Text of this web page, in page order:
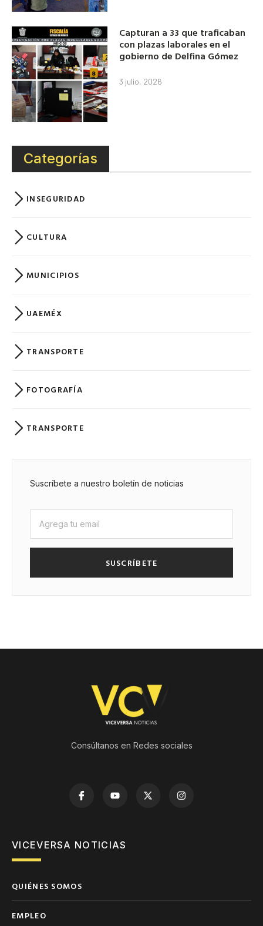
Capturan a 33 que traficaban
con plazas laborales en el
gobierno de Delfina Gómez
3 julio, 2026
Categorías
INSEGURIDAD
CULTURA
MUNICIPIOS
UAEMÉX
TRANSPORTE
FOTOGRAFÍA
TRANSPORTE
Suscríbete a nuestro boletín de noticias
SUSCRÍBETE
Consúltanos en Redes sociales
VICEVERSA NOTICIAS
QUIÉNES SOMOS
EMPLEO